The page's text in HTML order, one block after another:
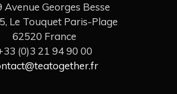
Avenue Georges Besse
Le Touquet Paris-Plage
62520 France
(0)3 21 94 90 00